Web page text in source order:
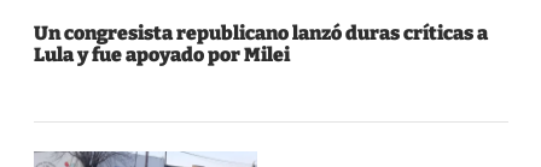
Un congresista republicano lanzó duras críticas a
Lula y fue apoyado por Milei